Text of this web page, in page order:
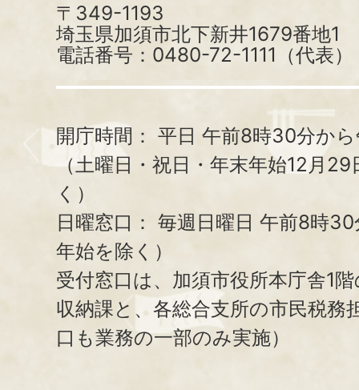
〒349-1193
埼玉県加須市北下新井1679番地1
電話番号：0480-72-1111（代表）
開庁時間： 平日 午前8時30分か
（土曜日・祝日・年末年始12月
く）
日曜窓口： 毎週日曜日 午前8時
年始を除く）
受付窓口は、加須市役所本庁舎1
収納課と、 各総合支所の市民税務
口も業務の一部のみ実施）